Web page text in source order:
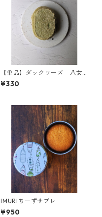
【単品】ダックワーズ 八女
茶
¥330
IMURIちーずサブレ
¥950